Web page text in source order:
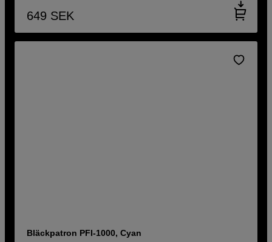
649 SEK
Bläckpatron PFI-1000, Cyan